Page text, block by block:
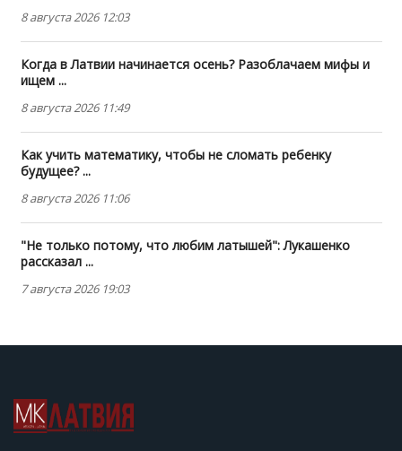
8 августа 2026 12:03
Когда в Латвии начинается осень? Разоблачаем мифы и
ищем ...
8 августа 2026 11:49
Как учить математику, чтобы не сломать ребенку
будущее? ...
8 августа 2026 11:06
"Не только потому, что любим латышей": Лукашенко
рассказал ...
7 августа 2026 19:03